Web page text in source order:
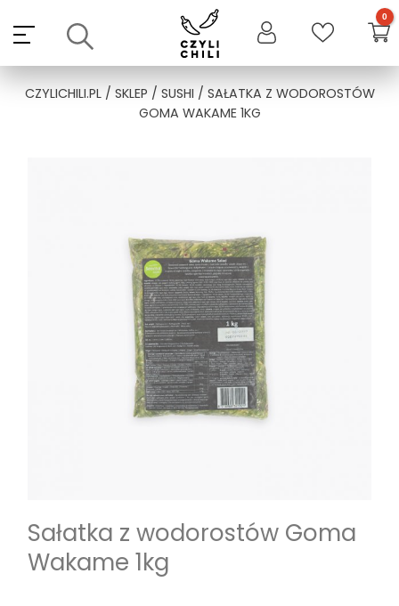
content
CZYLICHILI.PL/ SKLEP / SUSHI / SAŁATKA Z WODOROSTÓW
GOMA WAKAME 1KG
Sałatka z wodorostów Goma
Wakame 1kg